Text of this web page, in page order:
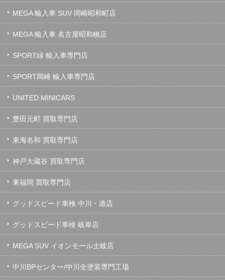
MEGA 輸入車 SUV 岡崎昭和町店
MEGA 輸入車 名古屋昭和橋店
SPORT緑 輸入車専門店
SPORT岡崎 輸入車専門店
UNITED MINICARS
豊田元町 買取専門店
東海名和 買取専門店
神戸大蔵谷 買取専門店
東福岡 買取専門店
グッドスピード車検 中川・港店
グッドスピード車検 岐阜店
MEGA SUV イオンモール土岐店
中川BPセンター/中川全塗装専門工場